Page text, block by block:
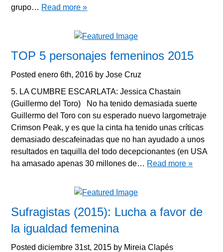
grupo… Read more »
TOP 5 personajes femeninos 2015
Postedenero 6th, 2016 byJose Cruz
5. LA CUMBRE ESCARLATA: Jessica Chastain
(Guillermo del Toro) No ha tenido demasiada suerte
Guillermo del Toro con su esperado nuevo largometraje
Crimson Peak, y es que la cinta ha tenido unas críticas
demasiado descafeinadas que no han ayudado a unos
resultados en taquilla del todo decepcionantes (en USA
ha amasado apenas 30 millones de… Read more »
Sufragistas (2015): Lucha a favor de
la igualdad femenina
Posteddiciembre 31st, 2015 by Mireia Clapés